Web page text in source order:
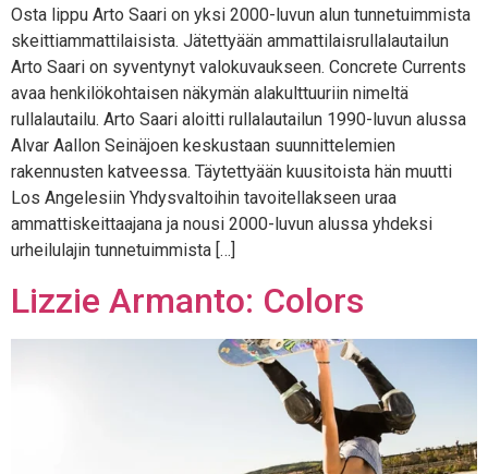
Osta lippu Arto Saari on yksi 2000-luvun alun tunnetuimmista
skeittiammattilaisista. Jätettyään ammattilaisrullalautailun
Arto Saari on syventynyt valokuvaukseen. Concrete Currents
avaa henkilökohtaisen näkymän alakulttuuriin nimeltä
rullalautailu. Arto Saari aloitti rullalautailun 1990-luvun alussa
Alvar Aallon Seinäjoen keskustaan suunnittelemien
rakennusten katveessa. Täytettyään kuusitoista hän muutti
Los Angelesiin Yhdysvaltoihin tavoitellakseen uraa
ammattiskeittaajana ja nousi 2000-luvun alussa yhdeksi
urheilulajin tunnetuimmista […]
Lizzie Armanto: Colors